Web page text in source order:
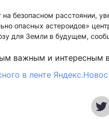
на безопасном расстоянии,
опасных астероидов»
для Земли в будущем,
важным и интересным
в ленте